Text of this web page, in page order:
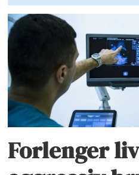
Forlenger